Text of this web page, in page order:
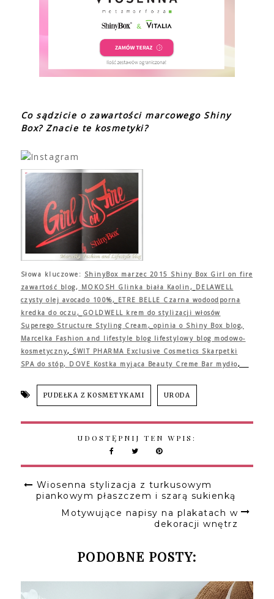
Co sądzicie o zawartości marcowego Shiny
Box? Znacie te kosmetyki?
Słowa kluczowe: ShinyBox marzec 2015 Shiny Box Girl on fire
zawartość blog, MOKOSH Glinka biała Kaolin, DELAWELL
czysty olej avocado 100%, ETRE BELLE Czarna wodoodporna
kredka do oczu, GOLDWELL krem do stylizacji włosów
Superego Structure Styling Cream, opinia o Shiny Box blog,
Marcelka Fashion and lifestyle blog lifestylowy blog modowo-
kosmetyczny,ŚWIT PHARMA Exclusive Cosmetics Skarpetki
SPA do stóp, DOVE Kostka myjąca Beauty Creme Bar mydło,
PUDEŁKA Z KOSMETYKAMI URODA
UDOSTĘPNIJ TEN WPIS:
Wiosenna stylizacja z turkusowym
piankowym płaszczem i szarą sukienką
Motywujące napisy na plakatach w
dekoracji wnętrz
PODOBNE POSTY: